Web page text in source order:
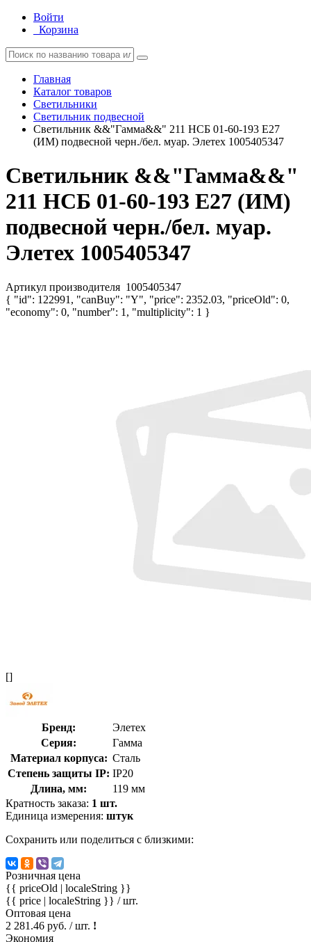
Войти
Корзина
Главная
Каталог товаров
Светильники
Светильник подвесной
Светильник &&"Гамма&&" 211 НСБ 01-60-193 E27
(ИМ) подвесной черн./бел. муар. Элетех 1005405347
Светильник &&"Гамма&&"
211 НСБ 01-60-193 E27 (ИМ)
подвесной черн./бел. муар.
Элетех 1005405347
Артикул производителя 1005405347
{ "id": 122991, "canBuy": "Y", "price": 2352.03, "priceOld": 0,
"economy": 0, "number": 1, "multiplicity": 1 }
[]
Бренд:
Элетех
Серия:
Гамма
Материал корпуса: Сталь
Степень защиты IP: IP20
Длина, мм:
119 мм
Кратность заказа: 1 шт.
Единица измерения: штук
Сохранить или поделиться с близкими:
Розничная цена
{{ priceOld | localeString }}
{{ price | localeString }} / шт.
Оптовая цена
2 281.46 руб. / шт. !
Экономия